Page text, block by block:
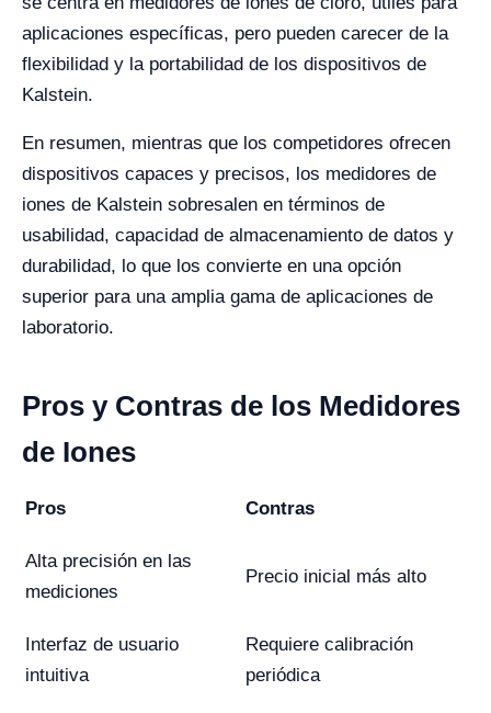
aplicaciones específicas, pero pueden carecer de la
flexibilidad y la portabilidad de los dispositivos de
Kalstein.
En resumen, mientras que los competidores ofrecen
dispositivos capaces y precisos, los medidores de
iones de Kalstein sobresalen en términos de
usabilidad, capacidad de almacenamiento de datos y
durabilidad, lo que los convierte en una opción
superior para una amplia gama de aplicaciones de
laboratorio.
Pros y Contras de los Medidores
de Iones
Pros Contras
Alta precisión en las
mediciones
Precio inicial más alto
Interfaz de usuario
intuitiva
Requiere calibración
periódica